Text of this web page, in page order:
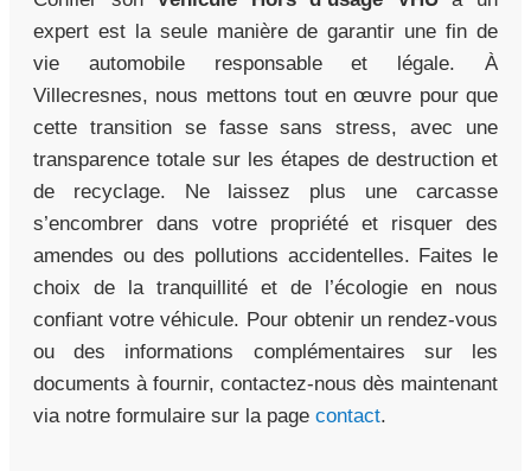
expert est la seule manière de garantir une fin de
vie automobile responsable et légale. À
Villecresnes, nous mettons tout en œuvre pour que
cette transition se fasse sans stress, avec une
transparence totale sur les étapes de destruction et
de recyclage. Ne laissez plus une carcasse
s’encombrer dans votre propriété et risquer des
amendes ou des pollutions accidentelles. Faites le
choix de la tranquillité et de l’écologie en nous
confiant votre véhicule. Pour obtenir un rendez-vous
ou des informations complémentaires sur les
documents à fournir, contactez-nous dès maintenant
via notre formulaire sur la page contact.